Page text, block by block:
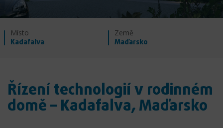
Místo
Kadafalva
Země
Maďarsko
Řízení technologií v rodinném
domě – Kadafalva, Maďarsko